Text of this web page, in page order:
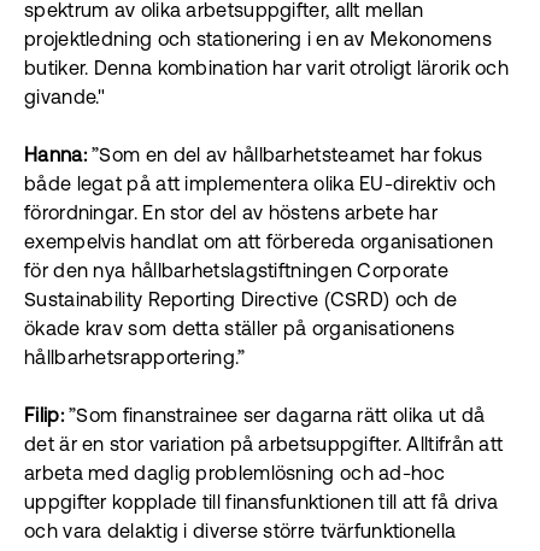
spektrum av olika arbetsuppgifter, allt mellan
projektledning och stationering i en av Mekonomens
butiker. Denna kombination har varit otroligt lärorik och
givande."
Hanna:”Som en del av hållbarhetsteamet har fokus
både legat på att implementera olika EU-direktiv och
förordningar. En stor del av höstens arbete har
exempelvis handlat om att förbereda organisationen
för den nya hållbarhetslagstiftningen Corporate
Sustainability Reporting Directive (CSRD) och de
ökade krav som detta ställer på organisationens
hållbarhetsrapportering.”
Filip:”Som finanstrainee ser dagarna rätt olika ut då
det är en stor variation på arbetsuppgifter. Alltifrån att
arbeta med daglig problemlösning och ad-hoc
uppgifter kopplade till finansfunktionen till att få driva
och vara delaktig i diverse större tvärfunktionella